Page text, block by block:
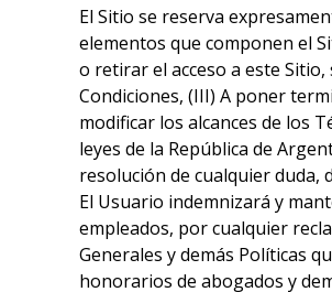
El Sitio se reserva
elementos que componen el
o retirar el acceso a este
Condiciones, (III) A poner
modificar los alcances de los
leyes de la República de
resolución de cualquier duda,
El Usuario indemnizará y
empleados, por cualquier
Generales y demás Políticas
honorarios de abogados y